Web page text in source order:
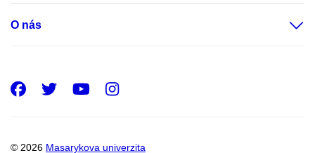
O nás
© 2026 Masarykova univerzita
Facebook
Twitter
Youtube
Instagram